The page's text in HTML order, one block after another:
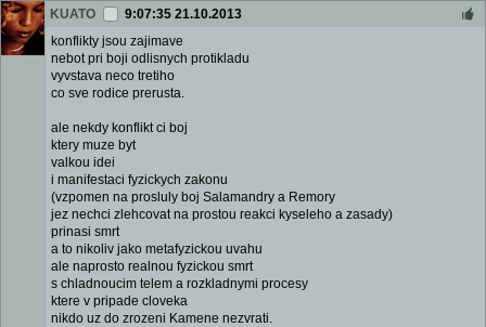
KUATO
9:07:35 21.10.2013
konflikty jsou zajimave
nebot pri boji odlisnych protikladu
vyvstava neco tretiho
co sve rodice prerusta.
ale nekdy konflikt ci boj
ktery muze byt
valkou idei
i manifestaci fyzickych zakonu
(vzpomen na prosluly boj Salamandry a Remory
jez nechci zlehcovat na prostou reakci kyseleho a zasady)
prinasi smrt
a to nikoliv jako metafyzickou uvahu
ale naprosto realnou fyzickou smrt
s chladnoucim telem a rozkladnymi procesy
ktere v pripade cloveka
nikdo uz do zrozeni Kamene nezvrati.